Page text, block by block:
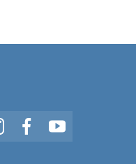
FacebookYouTube